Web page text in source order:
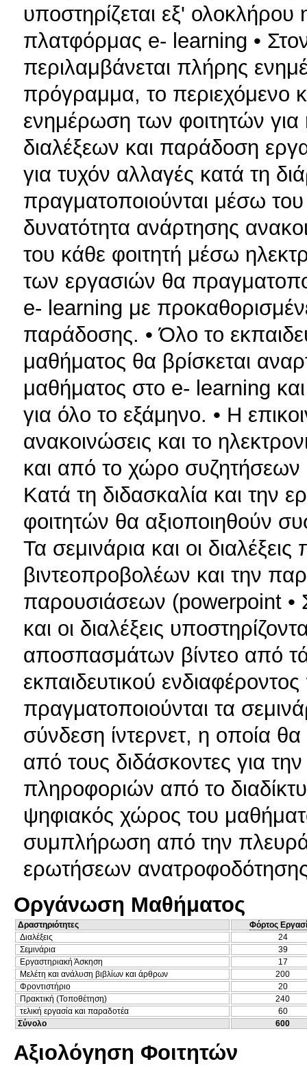
υποστηρίζεται εξ'
πλατφόρμας e- learning •
περιλαμβάνεται πλήρης
πρόγραμμα, το περιεχόμενο
ενημέρωση των φοιτητών
διαλέξεων και παράδοση
για τυχόν αλλαγές κατά τη
πραγματοποιούνται μέσω
δυνατότητα ανάρτησης
του κάθε φοιτητή μέσω
των εργασιών θα
e- learning με
παράδοσης. • Όλο το
μαθήματος θα βρίσκεται
μαθήματος στο e- learning
για όλο το εξάμηνο. • Η
ανακοινώσεις και το
και από το χώρο συζητήσεων
Κατά τη διδασκαλία και την
φοιτητών θα αξιοποιηθούν
Τα σεμινάρια και οι
βιντεοπροβολέων και την
παρουσιάσεων (powerpoint •
και οι διαλέξεις
αποσπασμάτων βίντεο από
εκπαιδευτικού
πραγματοποιούνται τα
σύνδεση ίντερνετ, η οποία θα
από τους διδάσκοντες για
πληροφοριών από το
ψηφιακός χώρος του
συμπλήρωση από την πλευρά
ερωτήσεων
Οργάνωση Μαθήματος
Δραστηριότητες
Φόρτος
Διαλέξεις
24
Σεμινάρια
39
Εργαστηριακή Άσκηση
17
Μελέτη και ανάλυση βιβλίων και άρθρων
200
Φροντιστήριο
20
Πρακτική (Τοποθέτηση)
240
τελική εργασία και παραδοτέα
60
Σύνολο
600
Αξιολόγηση Φοιτητών